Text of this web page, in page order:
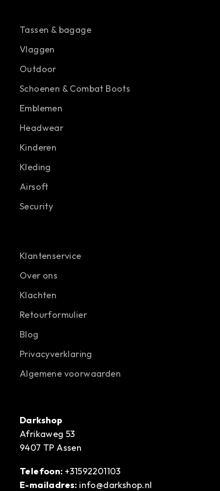
Tassen & bagage
Vlaggen
Outdoor
Schoenen & Combat Boots
Emblemen
Headwear
Kinderen
Kleding
Airsoft
Security
Klantenservice
Over ons
Klachten
Retourformulier
Blog
Privacyverklaring
Algemene voorwaarden
Darkshop
Afrikaweg 53
9407 TP Assen
Telefoon: +31592201103
E-mailadres: info@darkshop.nl